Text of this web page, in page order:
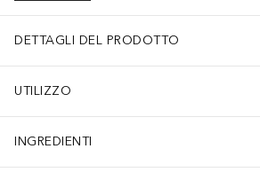
DETTAGLI DEL PRODOTTO
UTILIZZO
INGREDIENTI